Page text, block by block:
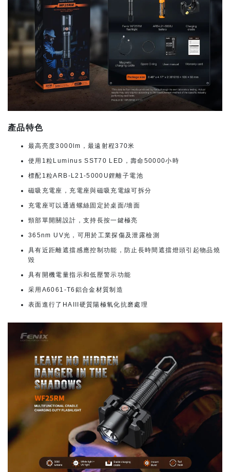
產品特色
最高亮度3000lm，最遠射程370米
使用1粒Luminus SST70 LED，壽命50000小時
標配1粒ARB-L21-5000U鋰離子電池
磁吸充電座，充電座與磁吸充電線可拆分
充電座可以通過螺絲固定於桌面/墻面
頸部單開關設計，支持長按一鍵極亮
365nm UV光，可用於工業探傷及泄露檢測
具有近距離遮擋感應控制功能，防止長時間遮擋燈頭引起物品燒
毀
具有開機電量指示和低壓警示功能
采用A6061-T6鋁合金材質制造
表面進行了HAIII硬質陽極氧化抗磨處理